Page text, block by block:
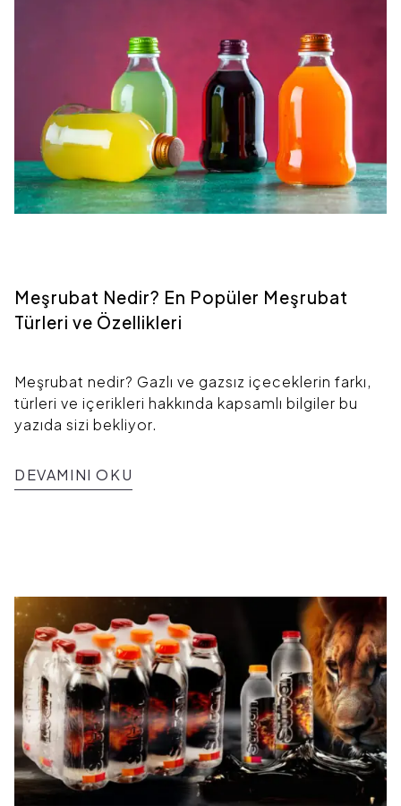
Meşrubat Nedir? En Popüler Meşrubat
Türleri ve Özellikleri
Meşrubat nedir? Gazlı ve gazsız içeceklerin farkı,
türleri ve içerikleri hakkında kapsamlı bilgiler bu
yazıda sizi bekliyor.
DEVAMINI OKU